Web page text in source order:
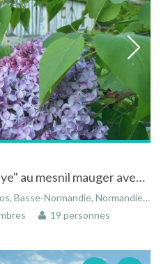
Chambre d'hôtes "la Thillaye" au mesnil mauger avec piscine au coeur du pays d'auge
Normandie, Normandie, France
19 personnes